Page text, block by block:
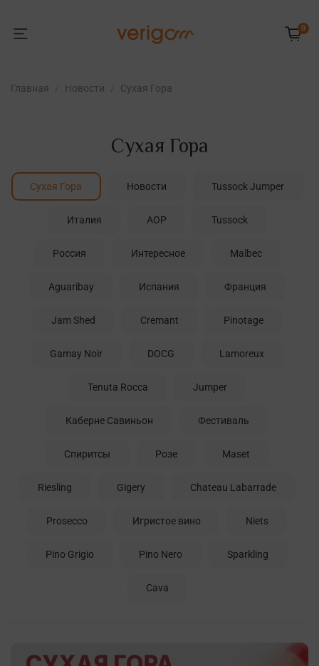
0
Главная Новости Сухая Гора
Сухая Гора
Сухая Гора Новости Tussock Jumper
Италия AOP Tussock
Россия Интересное Malbec
Aguaribay Испания Франция
Jam Shed Cremant Pinotage
Gamay Noir DOCG Lamoreux
Tenuta Rocca Jumper
Каберне Савиньон Фестиваль
Спиритсы Розе Maset
Riesling Gigery Chateau Labarrade
Prosecco Игристое вино Niets
Pino Grigio Pino Nero Sparkling
Cava